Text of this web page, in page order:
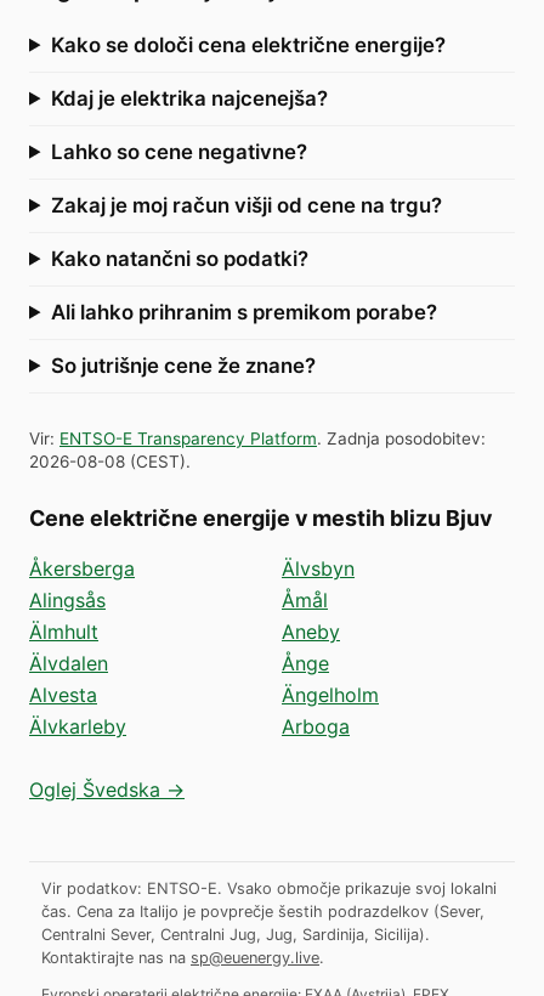
Kako se določi cena električne energije?
Kdaj je elektrika najcenejša?
Lahko so cene negativne?
Zakaj je moj račun višji od cene na trgu?
Kako natančni so podatki?
Ali lahko prihranim s premikom porabe?
So jutrišnje cene že znane?
Vir: ENTSO-E Transparency Platform. Zadnja posodobitev:
2026-08-08 (CEST).
Cene električne energije v mestih blizu Bjuv
Åkersberga
Alingsås
Älmhult
Älvdalen
Alvesta
Älvkarleby
Älvsbyn
Åmål
Aneby
Ånge
Ängelholm
Arboga
Oglej Švedska →
Vir podatkov: ENTSO-E. Vsako območje prikazuje svoj lokalni
čas. Cena za Italijo je povprečje šestih podrazdelkov (Sever,
Centralni Sever, Centralni Jug, Jug, Sardinija, Sicilija).
Kontaktirajte nas na sp@euenergy.live.